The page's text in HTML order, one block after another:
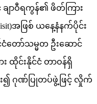
ချာဝီရကွန်၏ ဖိတ်ကြား
အဖြစ် ယနေ့နံနက်ပိုင်း
တော်သမ္မတ ဦးဆောင်
င်းနိုင်ငံ တာဝန်ရှိ
၍ ဂုဏ်ပြုတပ်ဖွဲ့ဖြင့် လှိုက်